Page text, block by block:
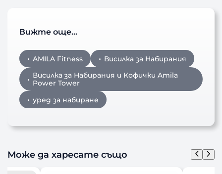
Вижте още…
AMILA Fitness
Висилка за Набирания
Висилка за Набирания и Кофички Amila
Power Tower
уред за набиране
Може да харесате също